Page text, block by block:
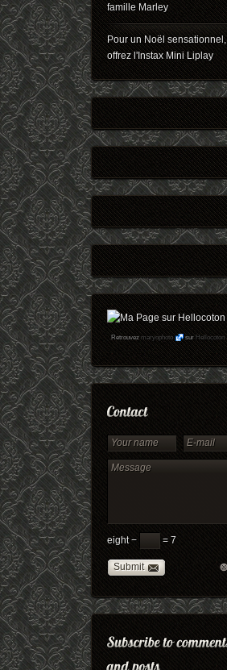
famille Marley
Pour un Noël sensationnel,
offrez l'Instax Mini Liplay
Retrouvezmaryophoto surHellocoton
eight − = 7
Submit